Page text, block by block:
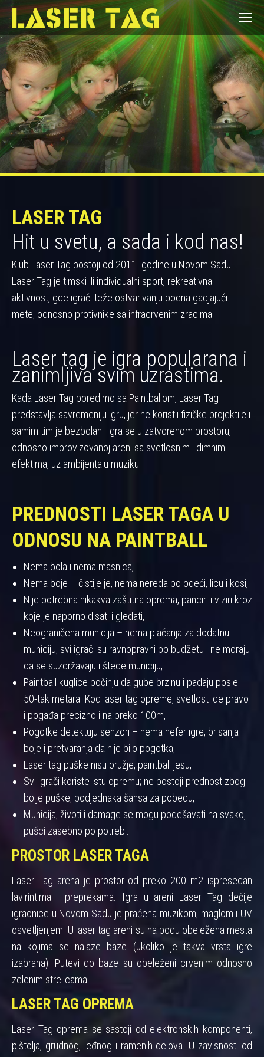
LASER TAG
Hit u svetu, a sada i kod nas!
Klub Laser Tag postoji od 2011. godine u Novom Sadu.
Laser Tag je timski ili individualni sport, rekreativna
aktivnost, gde igrači teže ostvarivanju poena gadjajući
mete, odnosno protivnike sa infracrvenim zracima.
Laser tag je igra popularana i
zanimljiva svim uzrastima.
Kada Laser Tag poredimo sa Paintballom, Laser Tag
predstavlja savremeniju igru, jer ne koristii fizičke projektile i
samim tim je bezbolan. Igra se u zatvorenom prostoru,
odnosno improvizovanoj areni sa svetlosnim i dimnim
efektima, uz ambijentalu muziku.
PREDNOSTI LASER TAGA U
ODNOSU NA PAINTBALL
Nema bola i nema masnica,
Nema boje – čistije je, nema nereda po odeći, licu i kosi,
Nije potrebna nikakva zaštitna oprema, panciri i viziri kroz
koje je naporno disati i gledati,
Neograničena municija – nema plaćanja za dodatnu
municiju, svi igrači su ravnopravni po budžetu i ne moraju
da se suzdržavaju i štede municiju,
Paintball kuglice počinju da gube brzinu i padaju posle
50-tak metara. Kod laser tag opreme, svetlost ide pravo
i pogađa precizno i na preko 100m,
Pogotke detektuju senzori – nema nefer igre, brisanja
boje i pretvaranja da nije bilo pogotka,
Laser tag puške nisu oružje, paintball jesu,
Svi igrači koriste istu opremu; ne postoji prednost zbog
bolje puške; podjednaka šansa za pobedu,
Municija, životi i damage se mogu podešavati na svakoj
pušci zasebno po potrebi.
PROSTOR LASER TAGA
Laser Tag arena je prostor od preko 200 m2 ispresecan
lavirintima i preprekama. Igra u areni Laser Tag dečije
igraonice u Novom Sadu je praćena muzikom, maglom i UV
osvetljenjem. U laser tag areni su na podu obeležena mesta
na kojima se nalaze baze (ukoliko je takva vrsta igre
izabrana). Putevi do baze su obeleženi crvenim odnosno
zelenim strelicama.
LASER TAG OPREMA
Laser Tag oprema se sastoji od elektronskih komponenti,
pištolja, grudnog, leđnog i ramenih delova. U zavisnosti od